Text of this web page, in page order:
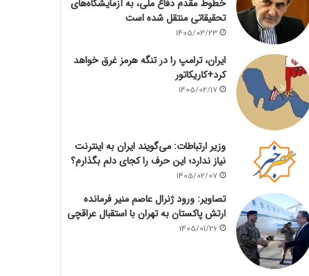
خطوط مقدم دفاع ملی، به آزمایشگاه‌های
تحقیقاتی منتقل شده است
1405/03/23
ایران، ترامپ را در تنگه هرمز غرق خواهد
کرد+کاریکاتور
1405/02/17
وزیر ارتباطات: می‌گویند ایران به اینترنت
نیاز ندارد؛ این حرف را کجای دلم بگذارم؟
1405/02/07
تصاویر: ورود ژنرال عاصم منیر فرمانده
ارتش پاکستان به تهران با استقبال عراقچی
1405/01/26